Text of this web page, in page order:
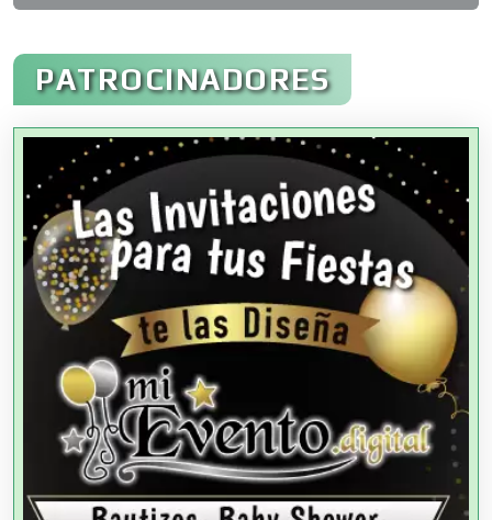
Administración de Empresas
Agencias Aduanales
Agencias de Autos
Agencias de Cobranza
Agencias de Colocación
Agencias de Modelos
PATROCINADORES